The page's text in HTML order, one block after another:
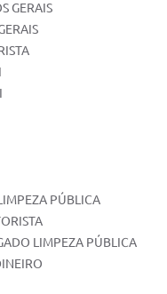
GERAIS
PÚBLICA
LIMPEZA PÚBLICA